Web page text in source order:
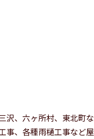
、六ヶ所村、東北町
事、各種雨樋工事など